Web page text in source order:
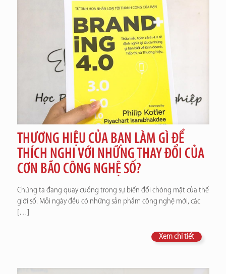
THƯƠNG HIỆU CỦA BẠN LÀM GÌ ĐỂ
THÍCH NGHI VỚI NHỮNG THAY ĐỔI CỦA
CƠN BÃO CÔNG NGHỆ SỐ?
Chúng ta đang quay cuồng trong sự biến đổi chóng mặt của thế
giới số. Mỗi ngày đều có những sản phẩm công nghệ mới, các
[…]
Xem chi tiết